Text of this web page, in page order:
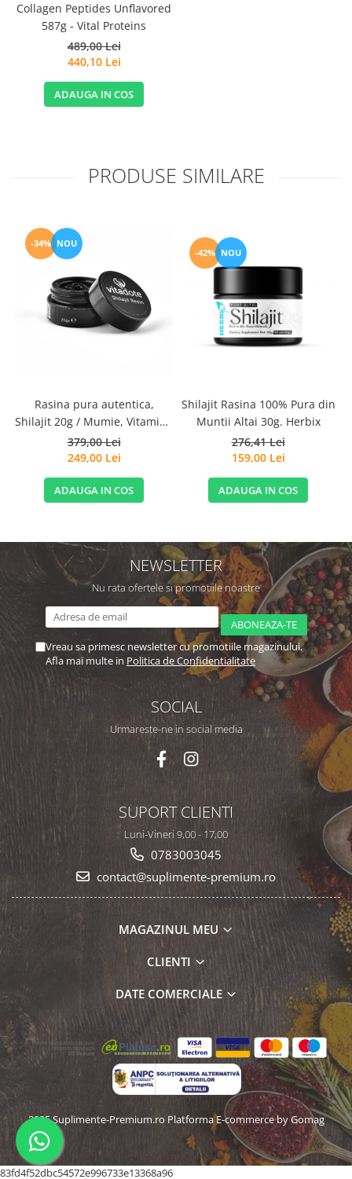
Collagen Peptides Unflavored
587g - Vital Proteins
489,00 Lei
440,10 Lei
ADAUGA IN COS
PRODUSE SIMILARE
-34% NOU
Rasina pura autentica,
Shilajit 20g / Mumie, Vitamine
si Micronutrienti - Vitadote
379,00 Lei
249,00 Lei
ADAUGA IN COS
-42% NOU
Shilajit Rasina 100% Pura din
Muntii Altai 30g. Herbix
276,41 Lei
159,00 Lei
ADAUGA IN COS
NEWSLETTER
Nu rata ofertele si promotiile noastre
Vreau sa primesc newsletter cu promotiile magazinului.
Afla mai multe in Politica de Confidentialitate
SOCIAL
Urmareste-ne in social media
SUPORT CLIENTI
Luni-Vineri 9,00 - 17,00
0783003045
contact@suplimente-premium.ro
MAGAZINUL MEU
CLIENTI
DATE COMERCIALE
2025 Suplimente-Premium.ro Platforma E-commerce by Gomag
83fd4f52dbc54572e996733e13368a96